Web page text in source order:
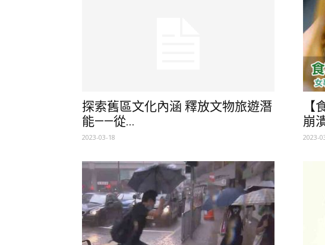
探索舊區文化內涵 釋放文物旅遊潛
能——從...
2023-03-18
【
崩
2023-